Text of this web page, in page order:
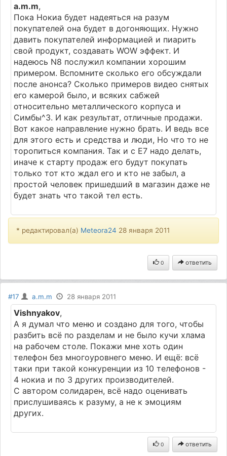
a.m.m,
Пока Нокиа будет надеяться на разум
покупателей она будет в догоняющих. Нужно
давить покупателей информацией и пиарить
свой продукт, создавать WOW эффект. И
надеюсь N8 послужил компании хорошим
примером. Вспомните сколько его обсуждали
после анонса? Сколько примеров видео снятых
его камерой было, и всяких сабжей
относительно металлического корпуса и
Симбы^3. И как результат, отличные продажи.
Вот какое направление нужно брать. И ведь все
для этого есть и средства и люди, Но что то не
торопиться компания. Так и с Е7 надо делать,
иначе к старту продаж его будут покупать
только тот кто ждал его и кто не забыл, а
простой человек пришедший в магазин даже не
будет знать что такой тел есть.
* редактировал(а) Meteora24 28 января 2011
0 ответить
#17 a.m.m 28 января 2011
Vishnyakov,
А я думал что меню и создано для того, чтобы
разбить всё по разделам и не было кучи хлама
на рабочем столе. Покажи мне хоть один
телефон без многоуровнего меню. И ещё: всё
таки при такой конкуренции из 10 телефонов -
4 нокиа и по 3 других производителей.
С автором солидарен, всё надо оценивать
прислушиваясь к разуму, а не к эмоциям
других.
0 ответить